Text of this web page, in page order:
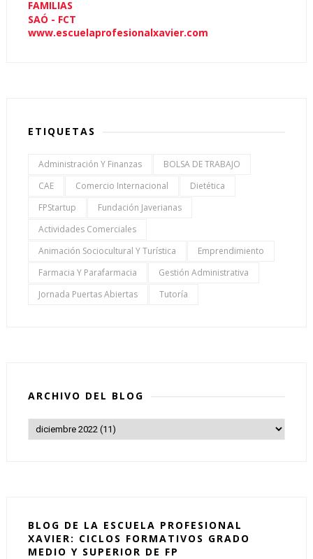
FAMILIAS
SAÓ - FCT
www.escuelaprofesionalxavier.com
ETIQUETAS
Administración Y Finanzas
BOLSA DE TRABAJO
CAE
Comercio Internacional
Dietética
FPStartup
Fundación Javerianas
Actividades Comerciales
Animación Sociocultural Y Turística
Emprendimiento
Farmacia Y Parafarmacia
Gestión Administrativa
Jornada Puertas Abiertas
Tutoría
ARCHIVO DEL BLOG
BLOG DE LA ESCUELA PROFESIONAL
XAVIER: CICLOS FORMATIVOS GRADO
MEDIO Y SUPERIOR DE FP